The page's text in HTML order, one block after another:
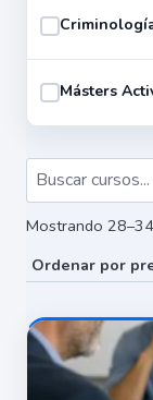
Másters
Mostrando